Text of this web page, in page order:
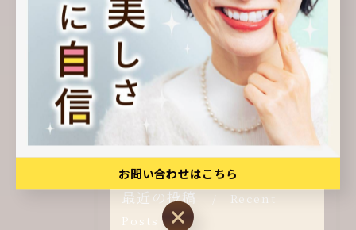
セラミック
インプラント
審美歯科
クリーニング
最近の投稿
Recent
Posts
お問い合わせはこちら
お問い合わせはこちら